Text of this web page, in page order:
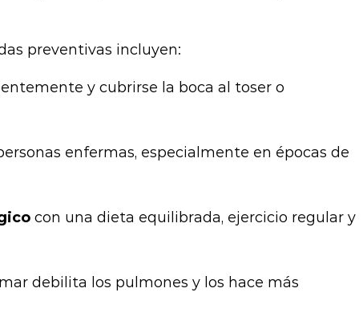
preventivas incluyen:
y cubrirse la boca al toser o
enfermas, especialmente en épocas de
con una dieta equilibrada, ejercicio regular y
debilita los pulmones y los hace más